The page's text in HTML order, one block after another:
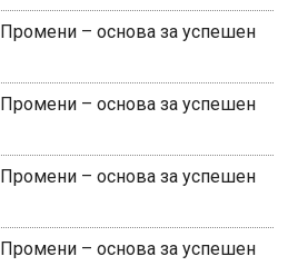
Промени – основа за успешен
Промени – основа за успешен
Промени – основа за успешен
Промени – основа за успешен